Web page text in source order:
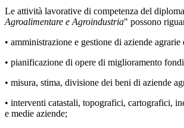
Le attività lavorative di competenza del
Agroalimentare e Agroindustria" possono
• amministrazione e gestione di aziende agrarie
• pianificazione di opere di miglioramento
• misura, stima, divisione dei beni di aziende
• interventi catastali, topografici, cartografici,
e medie aziende;